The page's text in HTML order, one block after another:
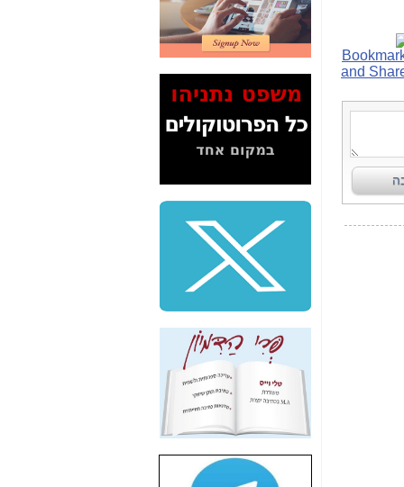
2" על תעלולי השר
משה כחלון -כאן
המשך חשיפת הבלוף
ששמו "מהפיכת
הסלולר" ואיך מסרסים
כאן
סיכום ביקור בסיליקון
משקיעות ומפתחות
באותם תחומים -כאן
שלמה פילבר (עד
לאחרונה מנכ"ל משרד
התקשורת) - עד
מדינה? הצחקתם
"יש אפליה בחקירה"?
חשיפה: למה השר
משה כחלון לא נחקר
עד היום? -
כאן
חשיפת חשד לשחיתות
הדומה לזו של "תיק
הסלולר -כאן